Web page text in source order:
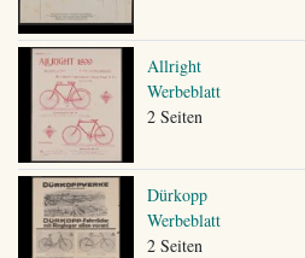
Allright
Werbeblatt
2 Seiten
Dürkopp
Werbeblatt
2 Seiten